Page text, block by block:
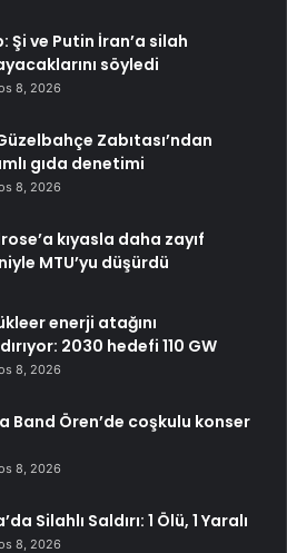
Şi ve Putin İran’a silah
söyledi
8, 2026
Zabıtası’ndan
gıda denetimi
8, 2026
kıyasla daha zayıf
MTU’yu düşürdü
enerji atağını
2030 hedefi 110 GW
8, 2026
Band Ören’de coşkulu konser
8, 2026
Silahlı Saldırı: 1 Ölü, 1 Yaralı
8, 2026